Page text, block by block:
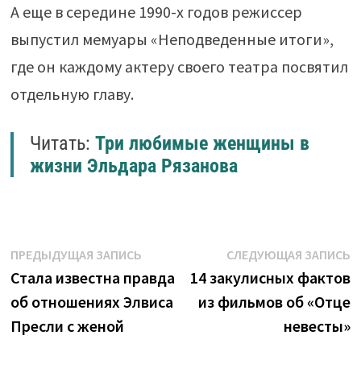
А еще в середине 1990-х годов режиссер
выпустил мемуары «Неподведенные итоги»,
где он каждому актеру своего театра посвятил
отдельную главу.
Читать: Три любимые женщины в
жизни Эльдара Рязанова
Навигация
по
записям
ПРЕДЫДУЩАЯ ЗАПИСЬПредыдущая
запись:
Стала известна правда
об отношениях Элвиса
Пресли с женой
СЛЕДУЮЩАЯ ЗАПИСЬ
14 закулисных фактов
из фильмов об «Отце
невесты»